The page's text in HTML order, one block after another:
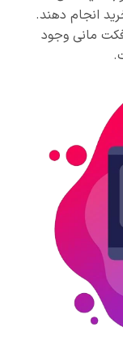
انجام دهند.
مانی وجود